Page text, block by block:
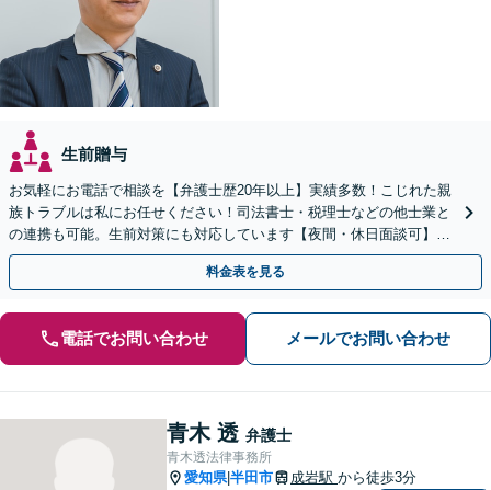
生前贈与
お気軽にお電話で相談を【弁護士歴20年以上】実績多数！こじれた親
族トラブルは私にお任せください！司法書士・税理士などの他士業と
の連携も可能。生前対策にも対応しています【夜間・休日面談可】
【完全個室・秘密厳守】
料金表を見る
電話でお問い合わせ メールでお問い合わせ
青木 透 弁護士
青木透法律事務所
愛知県|半田市 成岩駅 から徒歩3分